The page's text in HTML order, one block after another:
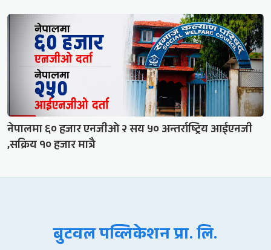
नेपालमा ६० हजार एनजीओ २ सय ५० अन्तर्राष्ट्रिय आईएनजी
,सक्रिय १० हजार मात्रै
बुटवल पव्लिकेशन प्रा. लि.